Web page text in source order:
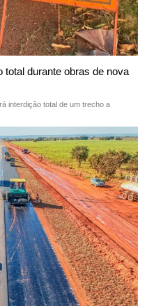
total durante obras de nova
interdição total de um trecho a